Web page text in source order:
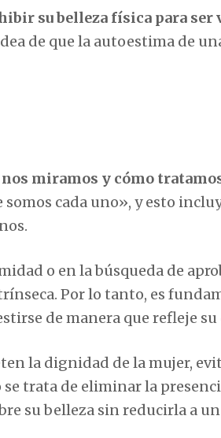
su belleza física para ser
de que la autoestima de
miramos y cómo
cada uno», y esto
o en la búsqueda de
Por lo tanto, es
de manera que refleje
la dignidad de la mujer,
trata de eliminar la
su belleza sin reducirla a